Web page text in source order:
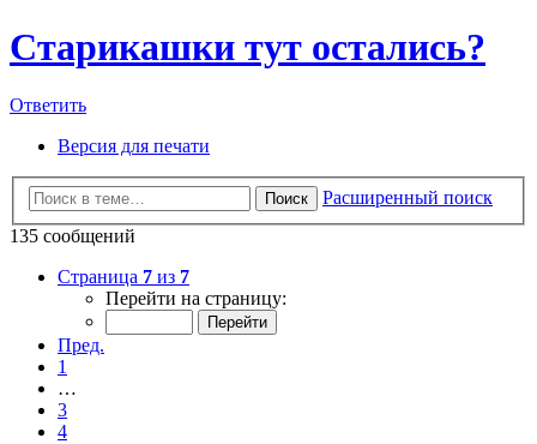
Старикашки тут остались?
Ответить
Версия для печати
Поиск
Расширенный поиск
135 сообщений
Страница 7 из 7
Перейти на страницу:
Пред.
1
…
3
4